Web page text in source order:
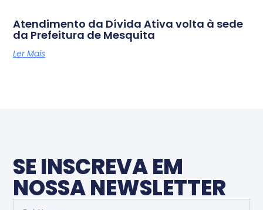
Atendimento da Dívida Ativa volta à sede
da Prefeitura de Mesquita
Ler Mais
SE INSCREVA EM
NOSSA NEWSLETTER